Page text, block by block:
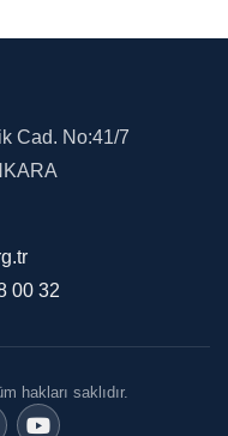
Cad. No:41/7
00 32
hakları saklıdır.